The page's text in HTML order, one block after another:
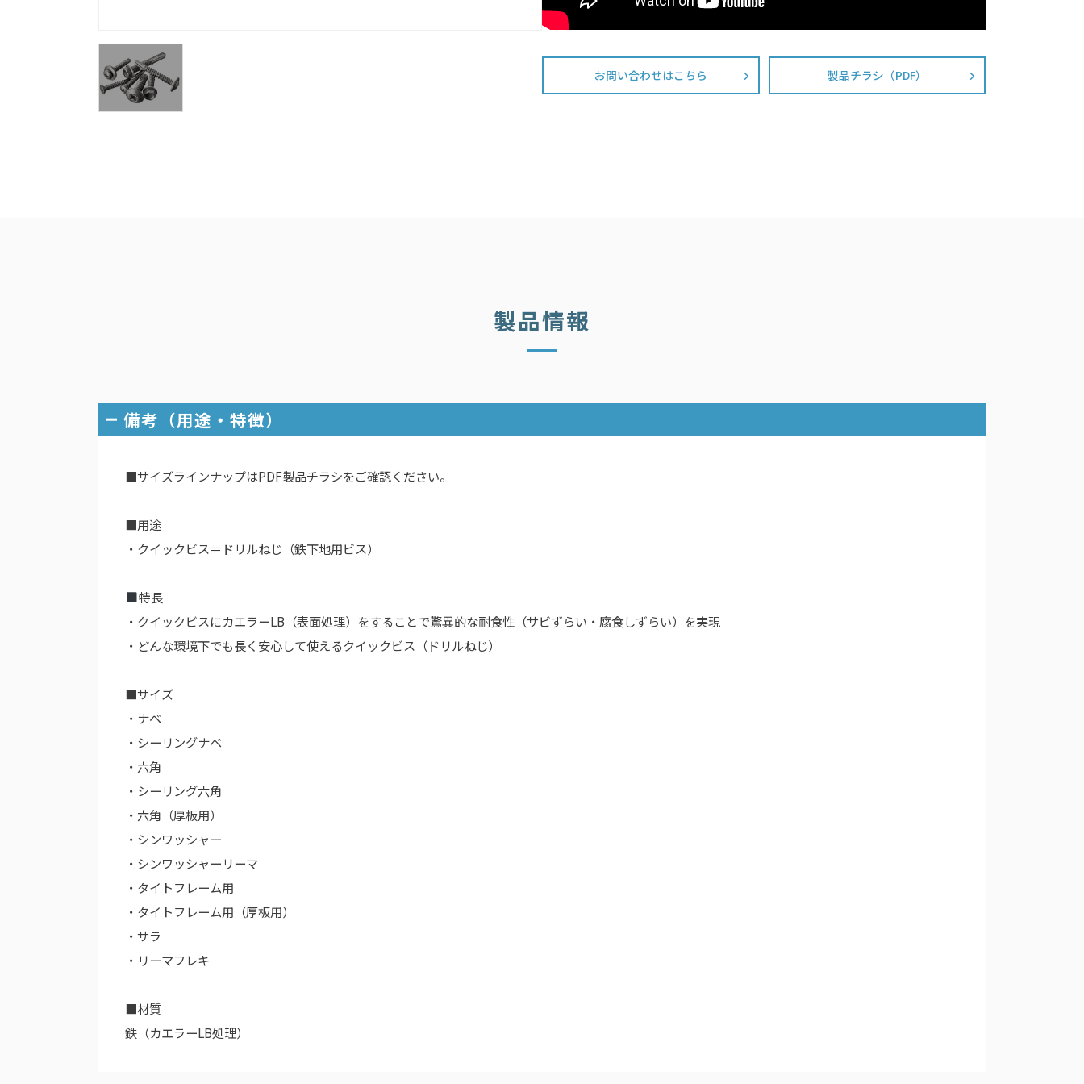
お問い合わせはこちら 製品チラシ（PDF）
製品情報
備考（用途・特徴）
■サイズラインナップはPDF製品チラシをご確認ください。
■用途
・クイックビス＝ドリルねじ（鉄下地用ビス）
特長
・クイックビスにカエラーLB（表面処理）をすることで驚異的な耐食性（サビずらい・腐食しずらい）を実現
・どんな環境下でも長く安心して使えるクイックビス（ドリルねじ）
■サイズ
・ナベ
・シーリングナベ
・六角
・シーリング六角
・六角（厚板用）
・シンワッシャー
・シンワッシャーリーマ
・タイトフレーム用
・タイトフレーム用（厚板用）
・サラ
・リーマフレキ
■材質
鉄（カエラーLB処理）